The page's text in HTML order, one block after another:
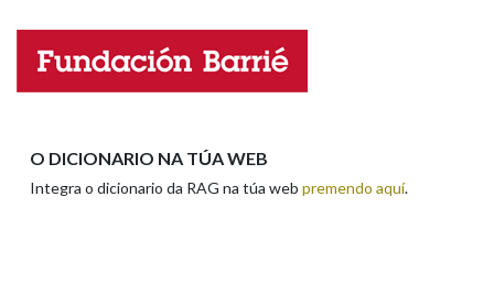
Nome
O DICIONARIO NA TÚA WEB
Integra o dicionario da RAG na túa web premendo aquí.